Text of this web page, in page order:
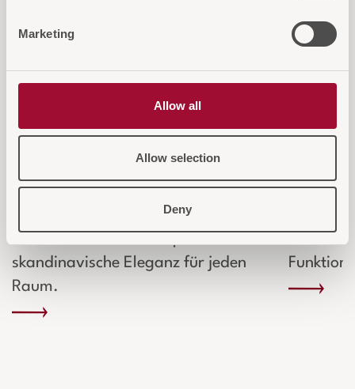
Marketing
Allow all
Allow selection
Deny
NORDIK Tischleuchte
skandinavische Eleganz für jeden
Raum.